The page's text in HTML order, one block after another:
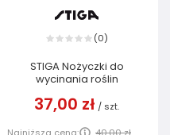
(0)
STIGA Nożyczki do
wycinania roślin
37,00 zł / szt.